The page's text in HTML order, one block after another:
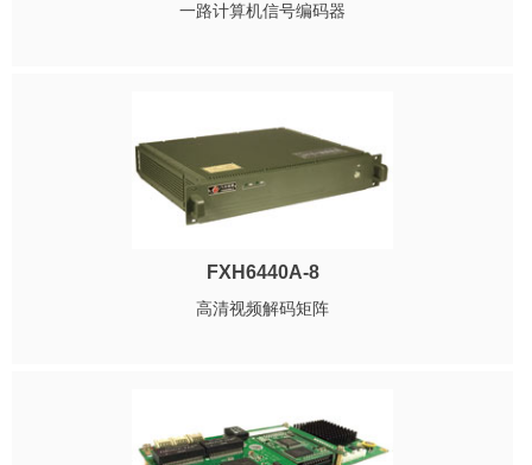
一路计算机信号编码器
FXH6440A-8
高清视频解码矩阵